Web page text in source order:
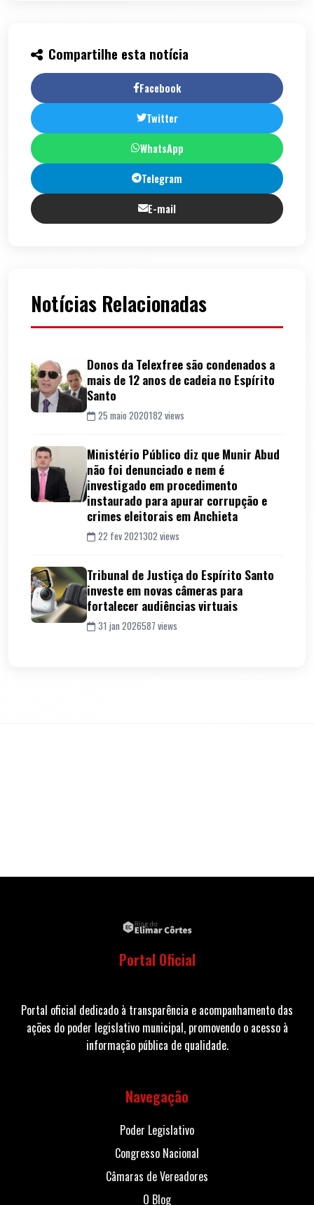
Compartilhe esta notícia
Facebook
Twitter
WhatsApp
Telegram
E-mail
Notícias Relacionadas
Donos da Telexfree são condenados a
mais de 12 anos de cadeia no Espírito
Santo
25 maio 2020182 views
Ministério Público diz que Munir Abud
não foi denunciado e nem é
investigado em procedimento
instaurado para apurar corrupção e
crimes eleitorais em Anchieta
22 fev 2021302 views
Tribunal de Justiça do Espírito Santo
investe em novas câmeras para
fortalecer audiências virtuais
31 jan 2026587 views
Portal Oficial
Portal oficial dedicado à transparência e acompanhamento das
ações do poder legislativo municipal, promovendo o acesso à
informação pública de qualidade.
Navegação
Poder Legislativo
Congresso Nacional
Câmaras de Vereadores
O Blog